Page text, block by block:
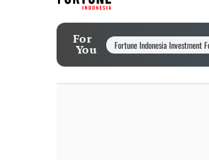
For
You Fortune Indonesia Investment